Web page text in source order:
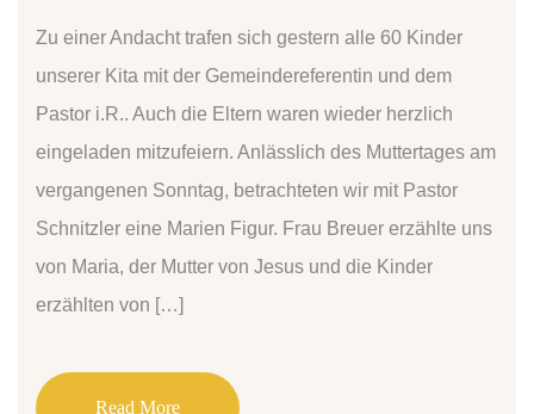
Zu einer Andacht trafen sich gestern alle 60 Kinder
unserer Kita mit der Gemeindereferentin und dem
Pastor i.R.. Auch die Eltern waren wieder herzlich
eingeladen mitzufeiern. Anlässlich des Muttertages am
vergangenen Sonntag, betrachteten wir mit Pastor
Schnitzler eine Marien Figur. Frau Breuer erzählte uns
von Maria, der Mutter von Jesus und die Kinder
erzählten von […]
Read More